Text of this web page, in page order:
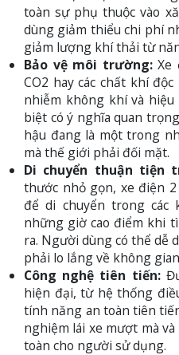
toàn sự phụ thuộc vào
dùng giảm thiểu chi phí
giảm lượng khí thải từ
Bảo vệ môi trường:Xe
CO2 hay các chất khí
nhiễm không khí và
biệt có ý nghĩa quan
hậu đang là một trong
mà thế giới phải đối mặt.
Di chuyển thuận tiện
thước nhỏ gọn, xe điện
để di chuyển trong
những giờ cao điểm khi
ra. Người dùng có thể dễ
phải lo lắng về không
Công nghệ tiên tiến:
hiện đại, từ hệ thống
tính năng an toàn tiên
nghiệm lái xe mượt mà
toàn cho người sử dụng.